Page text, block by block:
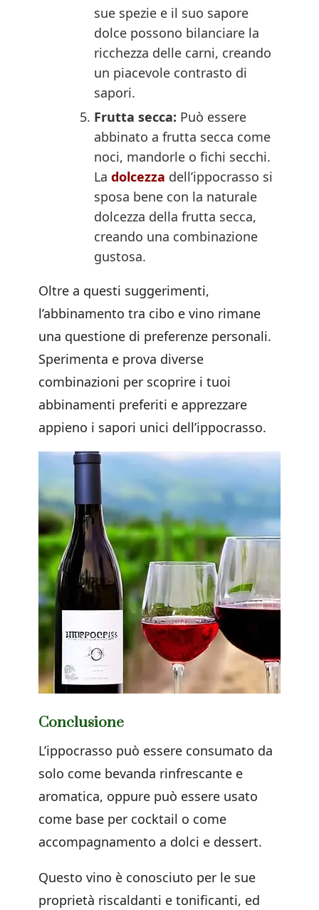
sue spezie e il suo sapore
dolce possono bilanciare la
ricchezza delle carni, creando
un piacevole contrasto di
sapori.
Frutta secca: Può essere
abbinato a frutta secca come
noci, mandorle o fichi secchi.
La dolcezza dell’ippocrasso si
sposa bene con la naturale
dolcezza della frutta secca,
creando una combinazione
gustosa.
Oltre a questi suggerimenti,
l’abbinamento tra cibo e vino rimane
una questione di preferenze personali.
Sperimenta e prova diverse
combinazioni per scoprire i tuoi
abbinamenti preferiti e apprezzare
appieno i sapori unici dell’ippocrasso.
Conclusione
L’ippocrasso può essere consumato da
solo come bevanda rinfrescante e
aromatica, oppure può essere usato
come base per cocktail o come
accompagnamento a dolci e dessert.
Questo vino è conosciuto per le sue
proprietà riscaldanti e tonificanti, ed